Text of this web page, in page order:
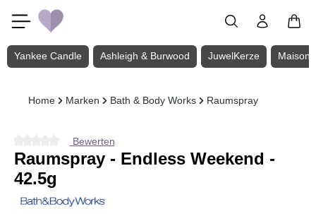
Zum Hauptinhalt springen
Yankee Candle Ashleigh & Burwood JuwelKerze Maison
Home Marken Bath & Body Works Raumspray
Durchschnittliche Bewertung von 0 von 5 Sternen
Bewerten
Raumspray - Endless Weekend -
42.5g